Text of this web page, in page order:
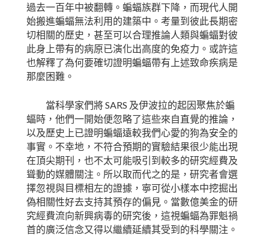
過去一百年中被翻轉。蝙蝠族群下降，而現代人開
始搬進蝙蝠無法利用的建築中。考量到彼此長期密
切相關的歷史，甚至可以合理推論人類與蝙蝠對彼
此身上帶有的病原已演化出高度的免疫力。或許這
也解釋了為何要確切證明蝙蝠帶有上述致命疾病是
那麼困難。
當科學家們將SARS 及伊波拉的起因聚焦於蝙
蝠時，他們一開始便忽略了這些來自直覺的推論，
以及歷史上已證明蝙蝠遠較我們心愛的狗為安全的
事實。不幸地，不符合預期的實驗結果很少能出現
在頂尖期刊，也不太可能吸引到較多的研究經費及
聳動的媒體關注。所以取而代之的是，研究者會選
擇忽視與目標相左的證據，寧可從小樣本中挖掘出
偽相關性好去支持其預存的偏見。當數億美金的研
究經費流向新興病毒的研究後，這視蝙蝠為罪魁禍
首的廣泛信念又得以繼續延續其受到的科學關注。